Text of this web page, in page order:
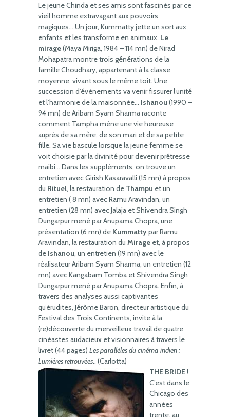
Le jeune Chinda et ses amis sont fascinés par ce
vieil homme extravagant aux pouvoirs
magiques… Un jour, Kummatty jette un sort aux
enfants et les transforme en animaux. Le
mirage(Maya Miriga, 1984 – 114 mn) de Nirad
Mohapatra montre trois générations de la
famille Choudhary, appartenant à la classe
moyenne, vivant sous le même toit. Une
succession d’événements va venir fissurer l’unité
et l’harmonie de la maisonnée… Ishanou (1990 –
94 mn) de Aribam Syam Sharma raconte
comment Tampha mène une vie heureuse
auprès de sa mère, de son mari et de sa petite
fille. Sa vie bascule lorsque la jeune femme se
voit choisie par la divinité pour devenir prêtresse
maibi… Dans les suppléments, on trouve un
entretien avec Girish Kasaravalli (15 mn) à propos
du Rituel, la restauration de Thampu et un
entretien ( 8 mn) avec Ramu Aravindan, un
entretien (28 mn) avec Jalaja et Shivendra Singh
Dungarpur mené par Anupama Chopra, une
présentation (6 mn) de Kummattypar Ramu
Aravindan, la restauration du Mirage et, à propos
de Ishanou, un entretien (19 mn) avec le
réalisateur Aribam Syam Sharma, un entretien (12
mn) avec Kangabam Tomba et Shivendra Singh
Dungarpur mené par Anupama Chopra. Enfin, à
travers des analyses aussi captivantes
qu’érudites, Jérôme Baron, directeur artistique du
Festival des Trois Continents, invite à la
(re)découverte du merveilleux travail de quatre
cinéastes audacieux et visionnaires à travers le
livret (44 pages) Les parallèles du cinéma indien :
Lumières retrouvées.. (Carlotta)
THE BRIDE !
C’est dans le
Chicago des
années
trente, au